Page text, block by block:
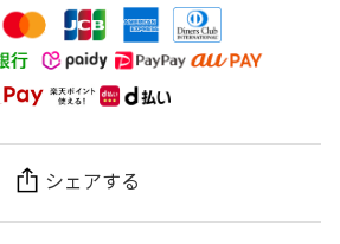
シェアする